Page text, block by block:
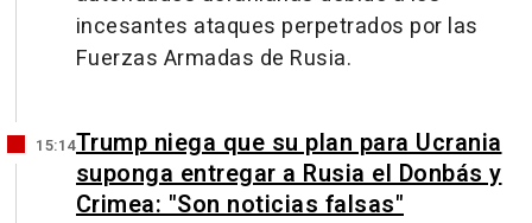
incesantes ataques perpetrados por las
Fuerzas Armadas de Rusia.
15:14Trump niega que su plan para Ucrania
suponga entregar a Rusia el Donbás y
Crimea: "Son noticias falsas"